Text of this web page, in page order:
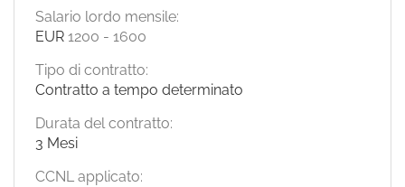
Salario lordo mensile:
EUR 1200 - 1600
Tipo di contratto:
Contratto a tempo determinato
Durata del contratto:
3 Mesi
CCNL applicato: